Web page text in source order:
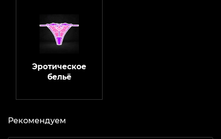
Эротическое
бельё
Рекомендуем